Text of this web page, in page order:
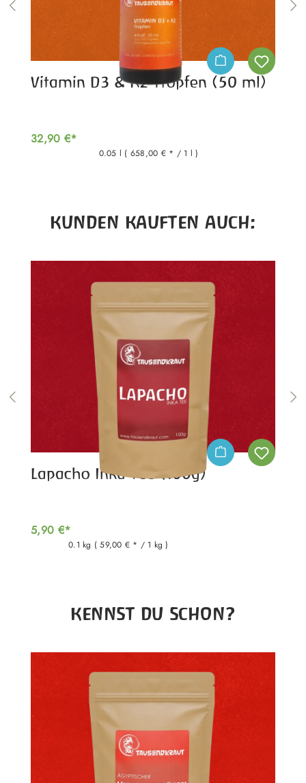
Vitamin D3 & K2 Tropfen (50 ml)
32,90 €*
0.05 l ( 658,00 € * / 1 l )
KUNDEN KAUFTEN AUCH:
Lapacho Inka Tee (100g)
5,90 €*
0.1 kg ( 59,00 € * / 1 kg )
KENNST DU SCHON?